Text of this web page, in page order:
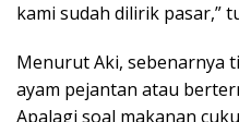
kami sudah dilirik pasar,”
Menurut Aki, sebenarnya
ayam pejantan atau
Apalagi soal makanan